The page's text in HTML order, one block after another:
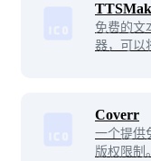
个人和商
免费的文
器，可以
Coverr
一个提供
版权限制